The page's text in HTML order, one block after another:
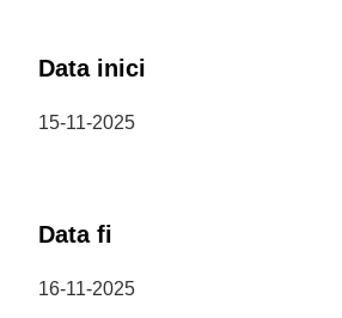
Data inici
15-11-2025
Data fi
16-11-2025